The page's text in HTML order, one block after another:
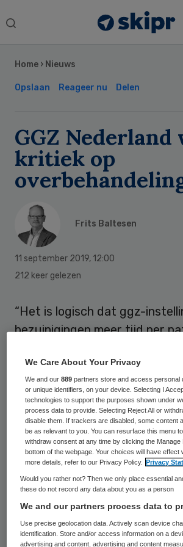
Search
Home › Nieuws
Opslaan Reageer nu Delen
GGZ
kritiek op
Frits Baltesen
11 september 2019, 12:00
212 keer gelezen
“Het is logisch dat ggz-
bezuinigingen meer tijd per
Nederland als reactie op een
het CPB.
Want de geestelijke
de periode 2012 en 2013 te
aantal ontwikkelingen, zoals
ambulantisering, de gang
eerstelijns zorg en kortingen
stelt GGZ Nederland. “Ook de
patiëntpopulatie in de
geestelijke gezondheidszorg
Sidebar
We Care About Your Privacy
We and our889 partners store and access personal
or unique identifiers, on your device. Selecting I
technologies to support the purposes shown under
process data to provide. Selecting Reject All or
disable them. If trackers are disabled, some content
be as relevant to you. You can resurface this menu
withdraw consent at any time by clicking the
bottom of the webpage. Your choices will have effect
more details, refer to our Privacy Policy.
Privacy
Would you rather not? Then we only place essential
these do not record any data about you as a person
We and our partners process data to
Use precise geolocation data. Actively scan device
identification. Store and/or access information on a
advertising and content, advertising and content